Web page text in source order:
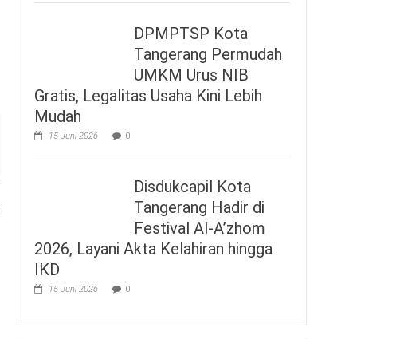
DPMPTSP Kota
Tangerang Permudah
UMKM Urus NIB
Gratis, Legalitas Usaha Kini Lebih
Mudah
15 Juni 2026 0
Disdukcapil Kota
Tangerang Hadir di
Festival Al-A’zhom
2026, Layani Akta Kelahiran hingga
IKD
15 Juni 2026 0